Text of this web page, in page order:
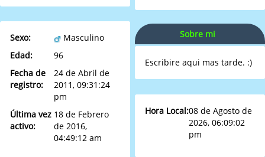
Sexo:
Masculino
Edad:
96
Fecha de
registro:
24 de Abril de
2011, 09:31:24
pm
Última vez
activo:
18 de Febrero
de 2016,
04:49:12 am
Sobre mi
Escribire aqui mas tarde. :)
Hora Local:08 de Agosto de
2026, 06:09:02
pm